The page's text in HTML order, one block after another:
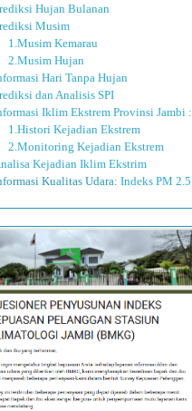
Hujan Bulanan
Musim
Kemarau
Hujan
Hari Tanpa Hujan
dan Analisis SPI
Iklim Ekstrem Provinsi Jambi :
Kejadian Ekstrem
Kejadian Ekstrem
Kejadian Iklim Ekstrim
Kualitas Udara: Indeks PM 2.5